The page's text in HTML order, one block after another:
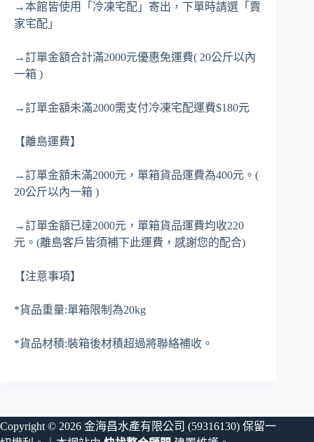
→本館皆使用「冷凍宅配」寄出，下單時請選「賣
家宅配」
→訂單金額合計滿2000元優惠免運費( 20公斤以內
一箱 )
→訂單金額未滿2000需支付冷凍宅配運費$180元
【離島運費】
→訂單金額未滿2000元，單箱貨品運費為400元。(
20公斤以內一箱 )
→訂單金額已達2000元，單箱貨品運費均收220
元。(離島客戶皆須補下此運費，感謝您的配合)
【注意事項】
*貨品重量:單箱限制為20kg
*貨品材積:裝箱後材積超過將聯絡補收。
Copyright © 2026 金海昌水產有限公司 (59316130) 保留一